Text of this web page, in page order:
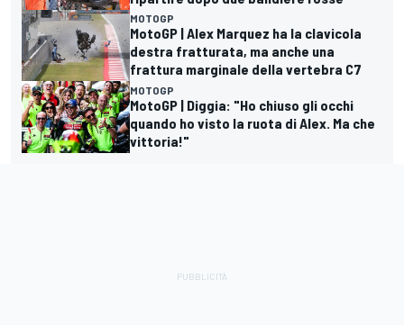
MOTOGP
MotoGP | Alex Marquez ha la clavicola
destra fratturata, ma anche una
frattura marginale della vertebra C7
MOTOGP
MotoGP | Diggia: "Ho chiuso gli occhi
quando ho visto la ruota di Alex. Ma che
vittoria!"